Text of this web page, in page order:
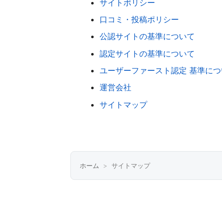
サイトポリシー
口コミ・投稿ポリシー
公認サイトの基準について
認定サイトの基準について
ユーザーファースト認定 基準に
運営会社
サイトマップ
ホーム サイトマップ